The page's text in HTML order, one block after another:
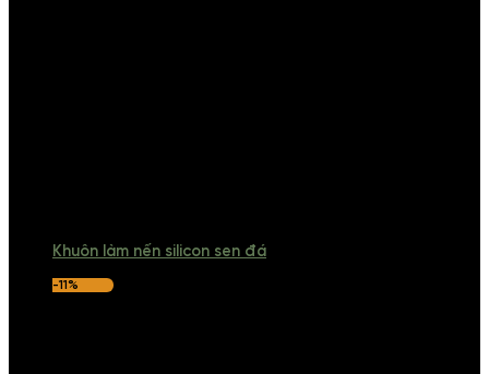
Khuôn làm nến silicon sen đá
-11%